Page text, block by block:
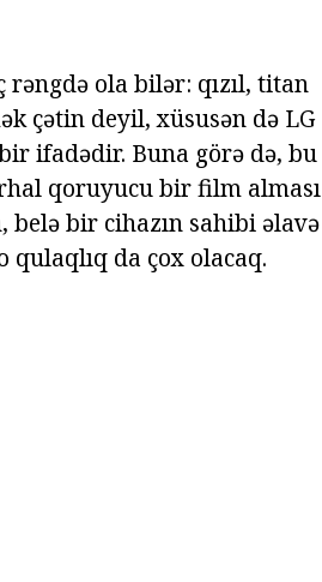
ola bilər: qızıl, titan
çətin deyil, xüsusən də LG
ifadədir. Buna görə də, bu
qoruyucu bir film alması
belə bir cihazın sahibi əlavə
qulaqlıq da çox olacaq.